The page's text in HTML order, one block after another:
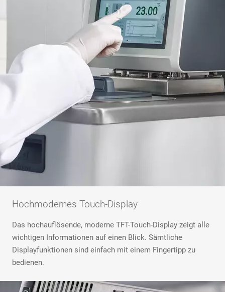
Hochmodernes Touch-Display
Das hochauflösende, moderne TFT-Touch-Display zeigt alle
wichtigen Informationen auf einen Blick. Sämtliche
Displayfunktionen sind einfach mit einem Fingertipp zu
bedienen.